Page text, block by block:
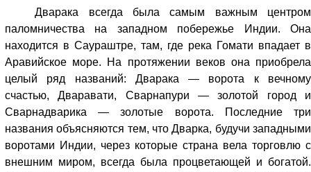
Дварака всегда была самым важным центром
паломничества на западном побережье Индии. Она
находится в Саураштре, там, где река Гомати впадает в
Аравийское море. На протяжении веков она приобрела
целый ряд названий: Дварака — ворота к вечному
счастью, Дваравати, Сварнапури — золотой город и
Сварнадварика — золотые ворота. Последние три
названия объясняются тем, что Дварка, будучи западными
воротами Индии, через которые страна вела торговлю с
внешним миром, всегда была процветающей и богатой.